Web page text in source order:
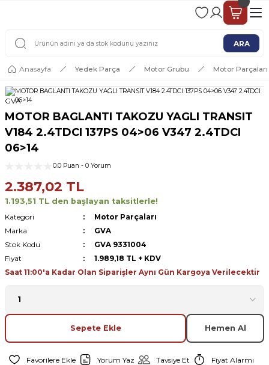
2 - 4 İŞ GÜNÜ İÇERİSİNDE KARGO
ARA
Anasayfa Yedek Parça Motor Grubu Motor Parçaları
GVA
MOTOR BAGLANTI TAKOZU YAGLI TRANSIT
V184 2.4TDCI 137PS 04>06 V347 2.4TDCI
06>14
0.0 Puan - 0 Yorum
2.387,02 TL
1.193,51 TL den başlayan taksitlerle!
Kategori
Motor Parçaları
Marka
GVA
Stok Kodu
GVA 9331004
Fiyat
1.989,18 TL + KDV
Saat 11:00'a Kadar Olan Siparişler Aynı Gün Kargoya Verilecektir
Sepete Ekle Hemen Al
Yorum Yaz Tavsiye Et Fiyat Alarmı